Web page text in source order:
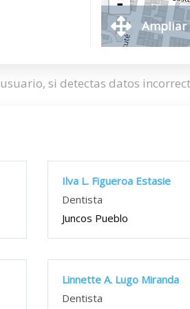
Ampliar
si detectas datos
Ilva L. Figueroa Estasie
Dentista
Juncos Pueblo
Linnette A. Lugo Miranda
Dentista